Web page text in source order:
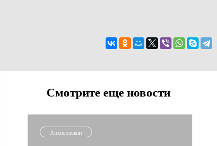
Смотрите еще новости
Архиепископ